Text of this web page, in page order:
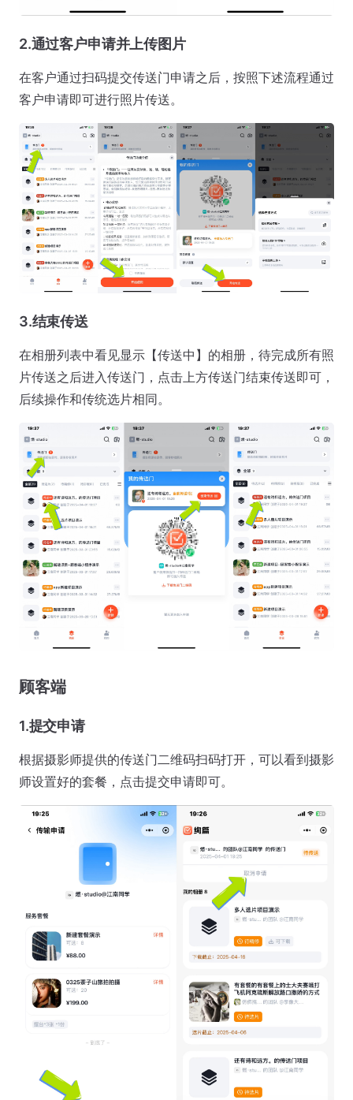
2.通过客户申请并上传图片
在客户通过扫码提交传送门申请之后，按照下述流程通过
客户申请即可进行照片传送。
3.结束传送
在相册列表中看见显示【传送中】的相册，待完成所有照
片传送之后进入传送门，点击上方传送门结束传送即可，
后续操作和传统选片相同。
顾客端
1.提交申请
根据摄影师提供的传送门二维码扫码打开，可以看到摄影
师设置好的套餐，点击提交申请即可。